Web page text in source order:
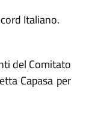
Italiano.
del Comitato
Capasa per